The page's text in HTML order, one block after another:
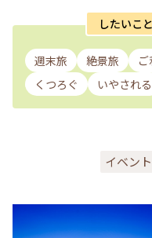
したいこ
週末旅 絶景旅
くつろぐ
いやされる
イベント